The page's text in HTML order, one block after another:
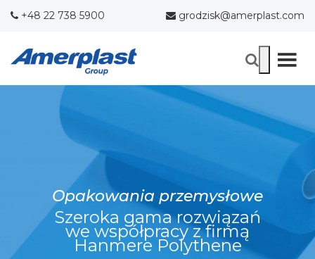
+48 22 738 5900 grodzisk@amerplast.com
Opakowania przemysłowe
Szeroka gama rozwiązań
we współpracy z firmą
Hanmere Polythene